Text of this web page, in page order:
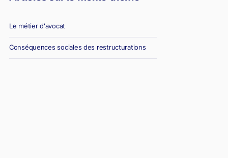
Le métier d'avocat
Conséquences sociales des restructurations